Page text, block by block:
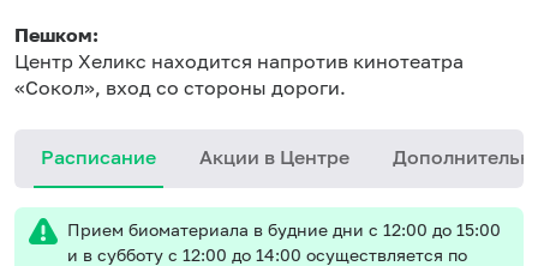
Пешком:
Центр Хеликс находится напротив кинотеатра
«Сокол», вход со стороны дороги.
Расписание Акции в Центре
Прием биоматериала в будние дни с 12:00 до 15:00
и в субботу с 12:00 до 14:00 осуществляется по